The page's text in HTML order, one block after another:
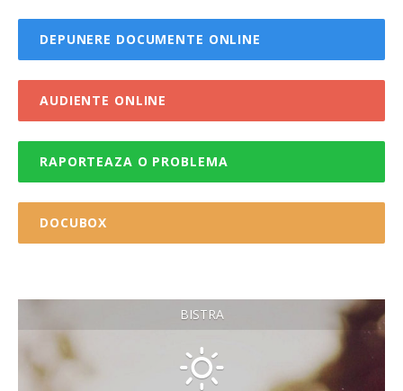
DEPUNERE DOCUMENTE ONLINE
AUDIENTE ONLINE
RAPORTEAZA O PROBLEMA
DOCUBOX
BISTRA